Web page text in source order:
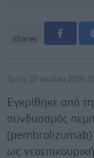
shares
Τρίτη, 07 Ιουλίου 2026,
Εγκρίθηκε από
συνδυασμός
ως